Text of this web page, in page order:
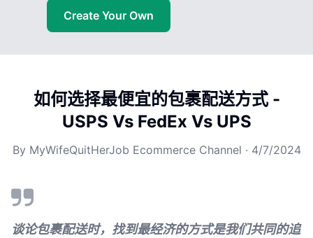
Create Your Own
如何选择最便宜的包裹配送方式 -
USPS Vs FedEx Vs UPS
By MyWifeQuitHerJob Ecommerce Channel · 4/7/2024
谈论包裹配送时，找到最经济的方式是我们共同的追